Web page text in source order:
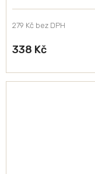
279 Kč bez DPH
338 Kč